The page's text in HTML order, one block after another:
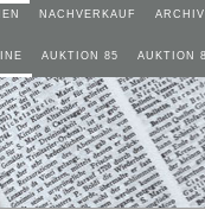
NACHVERKAUF ARCHIV
AUKTION 85 AUKTION